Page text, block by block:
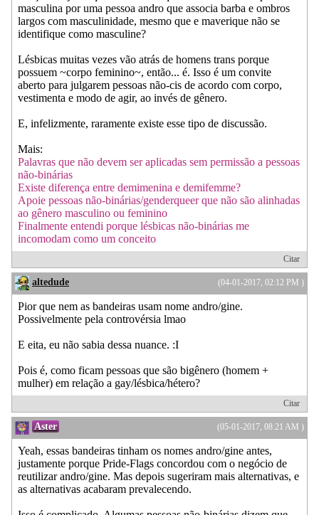
masculina por uma pessoa andro que associa barba e ombros
largos com masculinidade, mesmo que e maverique não se
identifique como masculine?
Lésbicas muitas vezes vão atrás de homens trans porque
possuem ~corpo feminino~, então... é. Isso é um convite
aberto para julgarem pessoas não-cis de acordo com corpo,
vestimenta e modo de agir, ao invés de gênero.
E, infelizmente, raramente existe esse tipo de discussão.
Mais:
Palavras que não devem ser aplicadas sem permissão a pessoas
não-binárias
Existe diferença entre demimenina e demifemme?
Apoie pessoas não-binárias/genderqueer que não são alinhadas
ao gênero masculino ou feminino
Finalmente entendi porque lésbicas não-binárias me
incomodam como um conceito
Citar
(04-01-2017, 02:12 PM )
altedude
Pior que nem as bandeiras usam nome andro/gine.
Possivelmente pela controvérsia lmao
E eita, eu não sabia dessa nuance. :I
Pois é, como ficam pessoas que são bigênero (homem +
mulher) em relação a gay/lésbica/hétero?
Citar
(05-01-2017, 08:21 AM )
Aster
Yeah, essas bandeiras tinham os nomes andro/gine antes,
justamente porque Pride-Flags concordou com o negócio de
reutilizar andro/gine. Mas depois sugeriram mais alternativas, e
as alternativas acabaram prevalecendo.